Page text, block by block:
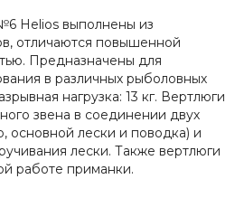
Helios выполнены из
отличаются повышенной
Предназначены для
в различных рыболовных
нагрузка: 13 кг. Вертлюги
звена в соединении двух
основной лески и поводка) и
лески. Также вертлюги
работе приманки.